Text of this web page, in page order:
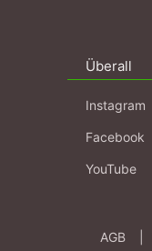
Überall
Instagram
Facebook
YouTube
AGB